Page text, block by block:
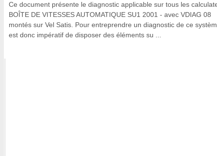
Ce document présente le diagnostic applicable sur tous les
BOÎTE DE VITESSES AUTOMATIQUE SU1 2001 - avec VDIAG 08
montés sur Vel Satis. Pour entreprendre un diagnostic de ce
est donc impératif de disposer des éléments su ...